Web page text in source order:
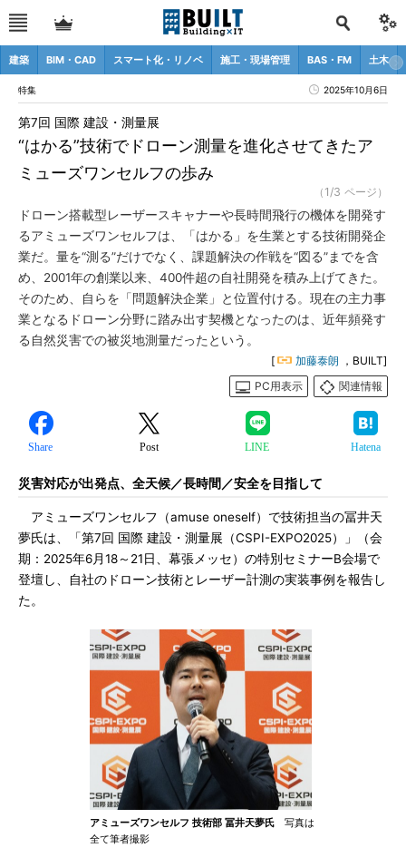
建築 BIM・CAD スマート化・リノベ 施工・現場管理 BAS・FM 土木
特集 2025年10月6日
“はかる”技術でドローン測量を進化させてきたア
ミューズワンセルフの歩み
第7回 国際 建設・測量展
（1/3 ページ）
ドローン搭載型レーザースキャナーや長時間飛行の機体を開発す
るアミューズワンセルフは、「はかる」を生業とする技術開発企
業だ。量を“測る”だけでなく、課題解決の作戦を“図る”までを含
め、2001年の創業以来、400件超の自社開発を積み上げてきた。
そのため、自らを「問題解決企業」と位置付ける。現在の主力事
業となるドローン分野に踏み出す契機となったのは、近年頻発す
る自然災害での被災地測量だったという。
[ 加藤泰朗 ，BUILT]
PC用表示
関連情報
Share Post LINE Hatena
災害対応が出発点、全天候／長時間／安全を目指して
アミューズワンセルフ（amuse oneself）で技術担当の冨井天
夢氏は、「第7回 国際 建設・測量展（CSPI-EXPO2025）」（会
期：2025年6月18～21日、幕張メッセ）の特別セミナーB会場で
登壇し、自社のドローン技術とレーザー計測の実装事例を報告し
た。
アミューズワンセルフ 技術部 冨井天夢氏 写真は
全て筆者撮影